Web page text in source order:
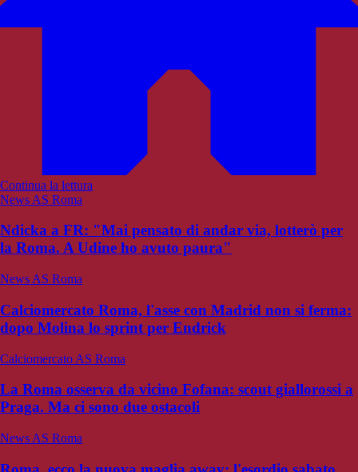
Continua la lettura
News AS Roma
Ndicka a FR: "Mai pensato di andar via, lotterò per
la Roma. A Udine ho avuto paura"
News AS Roma
Calciomercato Roma, l'asse con Madrid non si ferma:
dopo Molina lo sprint per Endrick
Calciomercato AS Roma
La Roma osserva da vicino Fofana: scout giallorossi a
Praga. Ma ci sono due ostacoli
News AS Roma